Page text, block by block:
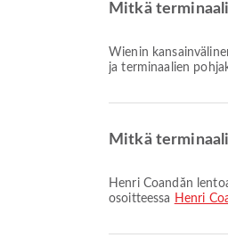
Mitkä
Wienin kansainvälinen lentoasema tarjoaa Taksi, Autonvuokraus, Duty Free Shop ja monia muita palveluja parantaakseen matkakokemustasi. Voit tarkistaa lisätiedot palveluista
ja terminaalien
Mitkä
Henri Coandăn lentoasema tarjoaa Taksi ja monia muita palveluja parantaaksesi matkakokemustasi. Voit tarkistaa yksityiskohtaiset tiedot palveluista ja terminaalien kartoista
osoitteessa Henri